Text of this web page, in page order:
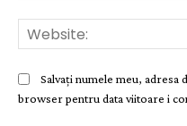
Salvați numele meu, adresa
browser pentru data viitoare i